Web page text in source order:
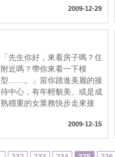
2009-12-29
「先生你好，來看房子嗎？住
附近嗎？帶你來看一下模
型……。」當你踏進美麗的接
待中心，有年輕貌美、或是成
熟穩重的女業務快步走來接
2009-12-15